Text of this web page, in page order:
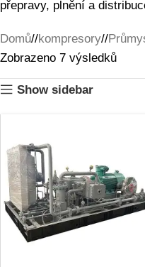
přepravy, plnění a
Domů/ kompresory/
Zobrazeno 7 výsledků
Show sidebar